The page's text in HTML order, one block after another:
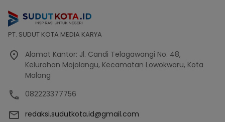
PT. SUDUT KOTA MEDIA KARYA
Alamat Kantor: Jl. Candi Telagawangi No. 48,
Kelurahan Mojolangu, Kecamatan Lowokwaru, Kota
Malang
082223377756
redaksi.sudutkota.id@gmail.com